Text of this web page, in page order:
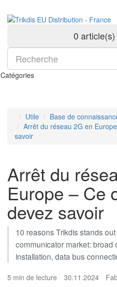
0
Catégories
Utile
Base de
Arrêt du réseau 2G en
savoir
Arrêt du
Europe – Ce
devez savoir
10 reasons Trikdis stands
communicator market: broad
installation, data bus
5 min de lecture 30.11.2024